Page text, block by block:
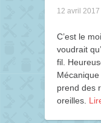
12 avril 2017
C’est le
voudrait
fil.
prend des
oreilles.